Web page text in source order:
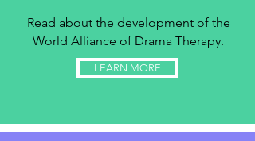
Read about the development of the
World Alliance of Drama Therapy.
LEARN MORE